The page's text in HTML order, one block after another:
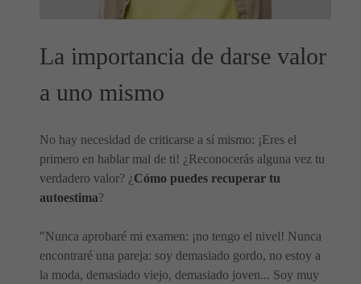
La importancia de darse valor
a uno mismo
No hay necesidad de criticarse a sí mismo: ¡Eres el
primero en hablar mal de ti! ¿Reconocerás alguna vez tu
verdadero valor? ¿Cómo puedes recuperar tu
autoestima?
"Nunca aprobaré mi examen: ¡no tengo el nivel! Nunca
encontraré una pareja: soy demasiado gordo, no estoy a
la moda, demasiado viejo, demasiado joven... Soy muy